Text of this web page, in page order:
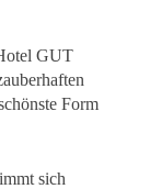
GUT
Form
sich